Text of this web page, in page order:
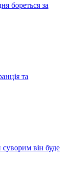
бореться за
та
суворим він буде